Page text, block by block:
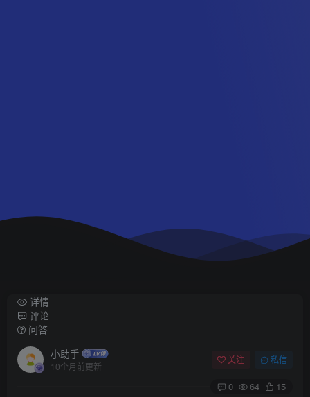
详情
评论
问答
小助手
10个月前更新
关注 私信
0 64 15